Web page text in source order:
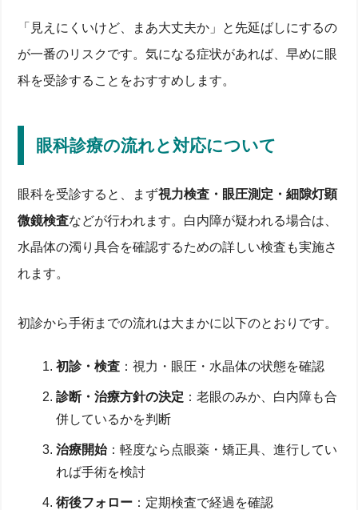
「見えにくいけど、まあ大丈夫か」と先延ばしにするの
が一番のリスクです。気になる症状があれば、早めに眼
科を受診することをおすすめします。
眼科診療の流れと対応について
眼科を受診すると、まず視力検査・眼圧測定・細隙灯顕
微鏡検査などが行われます。白内障が疑われる場合は、
水晶体の濁り具合を確認するための詳しい検査も実施さ
れます。
初診から手術までの流れは大まかに以下のとおりです。
初診・検査 ：視力・眼圧・水晶体の状態を確認
診断・治療方針の決定 ：老眼のみか、白内障も合
併しているかを判断
治療開始：軽度なら点眼薬・矯正具、進行してい
れば手術を検討
術後フォロー ：定期検査で経過を確認